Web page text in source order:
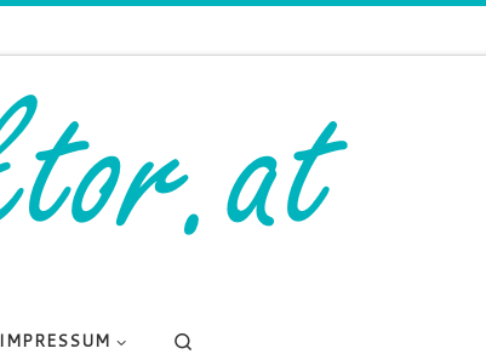
IMPRESSUM